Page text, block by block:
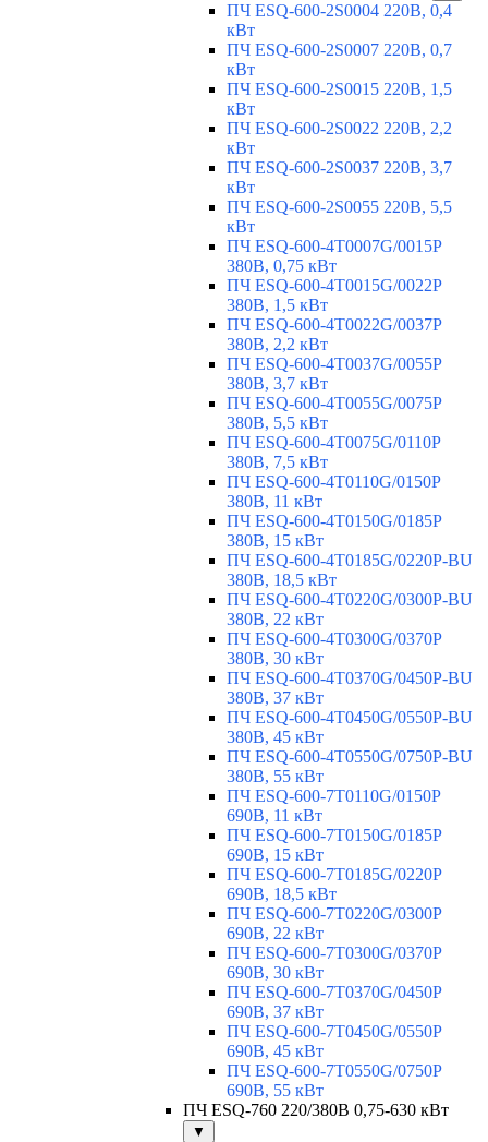
ПЧ ESQ-600-2S0004 220В, 0,4
кВт
ПЧ ESQ-600-2S0007 220В, 0,7
кВт
ПЧ ESQ-600-2S0015 220В, 1,5
кВт
ПЧ ESQ-600-2S0022 220В, 2,2
кВт
ПЧ ESQ-600-2S0037 220В, 3,7
кВт
ПЧ ESQ-600-2S0055 220В, 5,5
кВт
ПЧ ESQ-600-4T0007G/0015P
380В, 0,75 кВт
ПЧ ESQ-600-4T0015G/0022P
380В, 1,5 кВт
ПЧ ESQ-600-4T0022G/0037P
380В, 2,2 кВт
ПЧ ESQ-600-4T0037G/0055P
380В, 3,7 кВт
ПЧ ESQ-600-4T0055G/0075P
380В, 5,5 кВт
ПЧ ESQ-600-4T0075G/0110P
380В, 7,5 кВт
ПЧ ESQ-600-4T0110G/0150P
380В, 11 кВт
ПЧ ESQ-600-4T0150G/0185P
380В, 15 кВт
ПЧ ESQ-600-4T0185G/0220P-BU
380В, 18,5 кВт
ПЧ ESQ-600-4T0220G/0300P-BU
380В, 22 кВт
ПЧ ESQ-600-4T0300G/0370P
380В, 30 кВт
ПЧ ESQ-600-4T0370G/0450P-BU
380В, 37 кВт
ПЧ ESQ-600-4T0450G/0550P-BU
380В, 45 кВт
ПЧ ESQ-600-4T0550G/0750P-BU
380В, 55 кВт
ПЧ ESQ-600-7T0110G/0150P
690В, 11 кВт
ПЧ ESQ-600-7T0150G/0185P
690В, 15 кВт
ПЧ ESQ-600-7T0185G/0220P
690В, 18,5 кВт
ПЧ ESQ-600-7T0220G/0300P
690В, 22 кВт
ПЧ ESQ-600-7T0300G/0370P
690В, 30 кВт
ПЧ ESQ-600-7T0370G/0450P
690В, 37 кВт
ПЧ ESQ-600-7T0450G/0550P
690В, 45 кВт
ПЧ ESQ-600-7T0550G/0750P
690В, 55 кВт
ПЧ ESQ-760 220/380В 0,75-630 кВт
▼